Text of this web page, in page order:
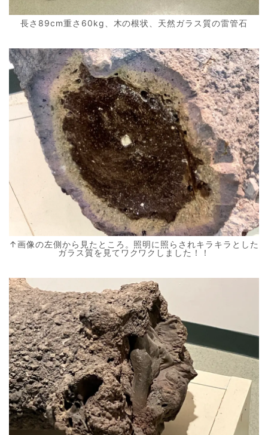
長さ89cm重さ60kg、木の根状、天然ガラス質の雷管石
↑画像の左側から見たところ。照明に照らされキラキラとした
ガラス質を見てワクワクしました！！